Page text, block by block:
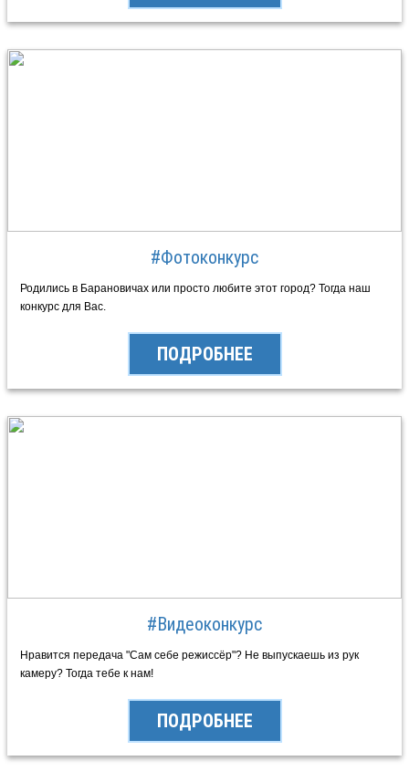
#Фотоконкурс
Родились в Барановичах или просто любите этот город? Тогда наш
конкурс для Вас.
ПОДРОБНЕЕ
#Видеоконкурс
Нравится передача "Сам себе режиссёр"? Не выпускаешь из рук
камеру? Тогда тебе к нам!
ПОДРОБНЕЕ